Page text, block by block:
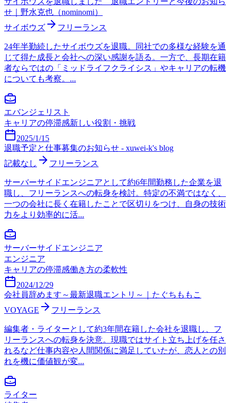
せ｜野水克也（nominomi）
サイボウズ
フリーランス
24年半勤続したサイボウズを退職。同社での多様な経験を通
じて得た成長と会社への深い感謝を語る。一方で、長期在籍
者ならではの「ミッドライフクライシス」やキャリアの転機
についても考察。...
エバンジェリスト
キャリアの停滞感新しい役割・挑戦
2025/1/15
退職予定と仕事募集のお知らせ - xuwei-k's blog
記載なし
フリーランス
サーバーサイドエンジニアとして約6年間勤務した企業を退
職し、フリーランスへの転身を検討。特定の不満ではなく、
一つの会社に長く在籍したことで区切りをつけ、自身の技術
力をより効率的に活...
サーバーサイドエンジニア
エンジニア
キャリアの停滞感働き方の柔軟性
2024/12/29
会社員辞めます～最新退職エントリ～｜たぐちももこ
VOYAGE
フリーランス
編集者・ライターとして約3年間在籍した会社を退職し、フ
リーランスへの転身を決意。現職ではサイト立ち上げを任さ
れるなど仕事内容や人間関係に満足していたが、恋人との別
れを機に価値観が変...
ライター